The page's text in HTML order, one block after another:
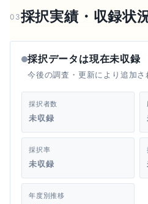
03採択実績・収録状
採択データは現在未収録
今後の調査・更新により追加さ
採択者数
未収録
採択率
未収録
年度別推移